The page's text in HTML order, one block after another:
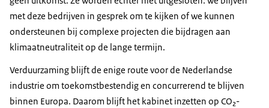
met deze bedrijven in gesprek om te kijken of we kunnen
ondersteunen bij complexe projecten die bijdragen aan
klimaatneutraliteit op de lange termijn.
Verduurzaming blijft de enige route voor de Nederlandse
industrie om toekomstbestendig en concurrerend te blijven
binnen Europa. Daarom blijft het kabinet inzetten op CO₂-